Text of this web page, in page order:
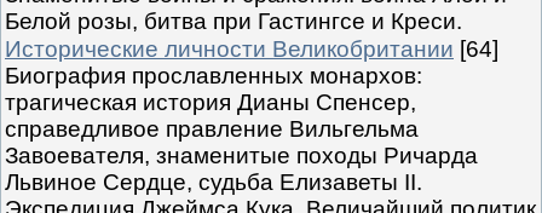
Белой розы, битва при Гастингсе и Креси.
Исторические личности Великобритании [64]
Биография прославленных монархов:
трагическая история Дианы Спенсер,
справедливое правление Вильгельма
Завоевателя, знаменитые походы Ричарда
Львиное Сердце, судьба Елизаветы II.